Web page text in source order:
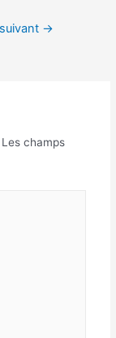
→
Les champs